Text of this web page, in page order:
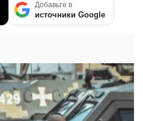
Добавьте в
источники Google